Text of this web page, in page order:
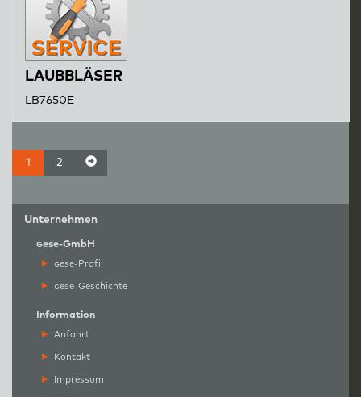
LAUBBLÄSER
LB7650E
1 2
Unternehmen
gese-GmbH
gese-Profil
gese-Geschichte
Information
Anfahrt
Kontakt
Impressum